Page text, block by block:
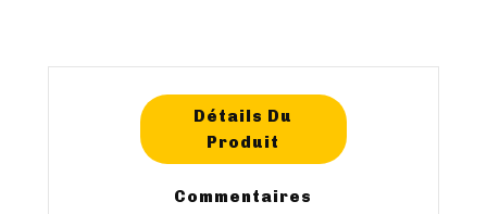
Détails Du
Produit
Commentaires